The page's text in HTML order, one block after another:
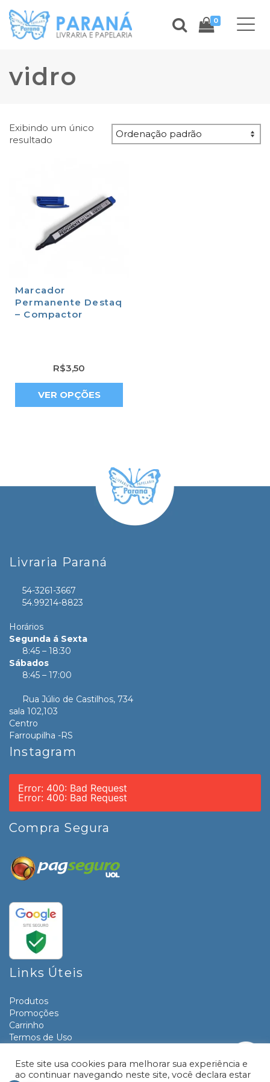
0
vidro
Exibindo um único
resultado
Marcador
Permanente Destaq
– Compactor
R$3,50
VER OPÇÕES
Livraria Paraná
54-3261-3667
54.99214-8823
Horários
Segunda á Sexta
8:45 – 18:30
Sábados
8:45 – 17:00
Rua Júlio de Castilhos, 734
sala 102,103
Centro
Farroupilha -RS
Instagram
Error: 400: Bad Request
Error: 400: Bad Request
Compra Segura
Links Úteis
Produtos
Promoções
Carrinho
Termos de Uso
Contato
Este site usa cookies para melhorar sua experiência e
ao continuar navegando neste site, você declara estar